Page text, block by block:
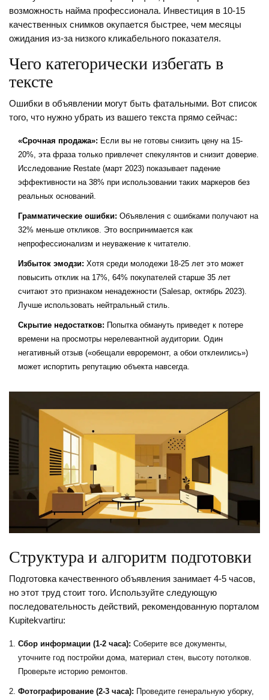
возможность найма профессионала. Инвестиция в 10-15
качественных снимков окупается быстрее, чем месяцы
ожидания из-за низкого кликабельного показателя.
Чего категорически избегать в
тексте
Ошибки в объявлении могут быть фатальными. Вот список
того, что нужно убрать из вашего текста прямо сейчас:
«Срочная продажа»: Если вы не готовы снизить цену на 15-
20%, эта фраза только привлечет спекулянтов и снизит доверие.
Исследование Restate (март 2023) показывает падение
эффективности на 38% при использовании таких маркеров без
реальных оснований.
Грамматические ошибки: Объявления с ошибками получают на
32% меньше откликов. Это воспринимается как
непрофессионализм и неуважение к читателю.
Избыток эмодзи: Хотя среди молодежи 18-25 лет это может
повысить отклик на 17%, 64% покупателей старше 35 лет
считают это признаком ненадежности (Salesap, октябрь 2023).
Лучше использовать нейтральный стиль.
Скрытие недостатков: Попытка обмануть приведет к потере
времени на просмотры нерелевантной аудитории. Один
негативный отзыв («обещали евроремонт, а обои отклеились»)
может испортить репутацию объекта навсегда.
Структура и алгоритм подготовки
Подготовка качественного объявления занимает 4-5 часов,
но этот труд стоит того. Используйте следующую
последовательность действий, рекомендованную порталом
Kupitekvartiru:
Сбор информации (1-2 часа): Соберите все документы,
уточните год постройки дома, материал стен, высоту потолков.
Проверьте историю ремонтов.
Фотографирование (2-3 часа): Проведите генеральную уборку,